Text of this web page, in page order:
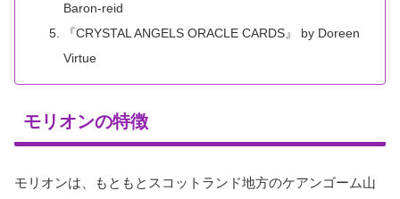
Baron-reid
『CRYSTAL ANGELS ORACLE CARDS』 by Doreen
Virtue
モリオンの特徴
モリオンは、もともとスコットランド地方のケアンゴーム山